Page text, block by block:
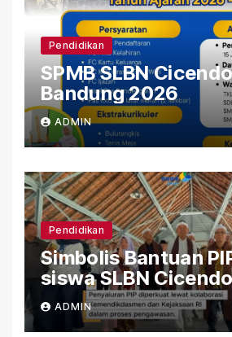
Pendidikan
SPMB SLBN
Bandung 2026
ADMIN
Pendidikan
Simbolis Bantuan
siswa SLBN
Bandung
ADMIN